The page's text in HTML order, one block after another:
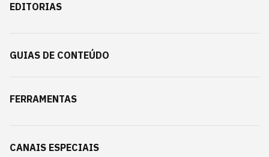
EDITORIAS
GUIAS DE CONTEÚDO
FERRAMENTAS
CANAIS ESPECIAIS